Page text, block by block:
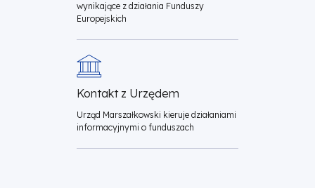
wynikające z działania Funduszy
Europejskich
Kontakt z Urzędem
Urząd Marszałkowski kieruje działaniami
informacyjnymi o funduszach